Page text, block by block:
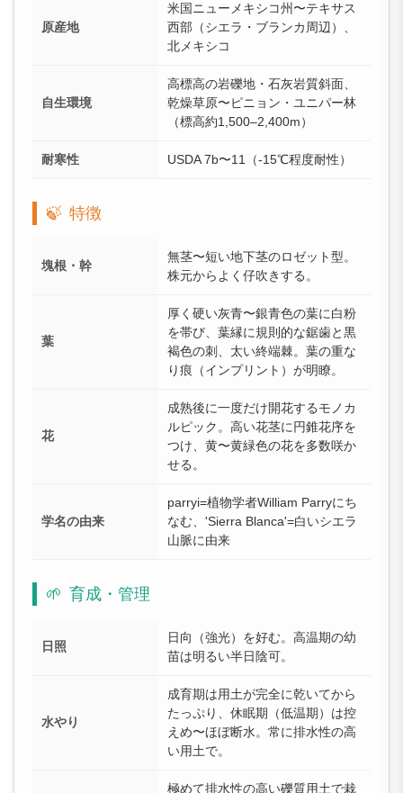
原産地
米国ニューメキシコ州〜テキサス
西部（シエラ・ブランカ周辺）、
北メキシコ
自生環境
高標高の岩礫地・石灰岩質斜面、
乾燥草原〜ピニョン・ユニパー林
（標高約1,500–2,400m）
耐寒性 USDA 7b〜11（-15℃程度耐性）
🍃 特徴
塊根・幹
無茎〜短い地下茎のロゼット型。
株元からよく仔吹きする。
葉
厚く硬い灰青〜銀青色の葉に白粉
を帯び、葉縁に規則的な鋸歯と黒
褐色の刺、太い終端棘。葉の重な
り痕（インプリント）が明瞭。
花
成熟後に一度だけ開花するモノカ
ルピック。高い花茎に円錐花序を
つけ、黄〜黄緑色の花を多数咲か
せる。
学名の由来
parryi=植物学者William Parryにち
なむ、'Sierra Blanca'=白いシエラ
山脈に由来
🌱 育成・管理
日照
日向（強光）を好む。高温期の幼
苗は明るい半日陰可。
水やり
成育期は用土が完全に乾いてから
たっぷり、休眠期（低温期）は控
えめ〜ほぼ断水。常に排水性の高
い用土で。
極めて排水性の高い礫質用土で栽